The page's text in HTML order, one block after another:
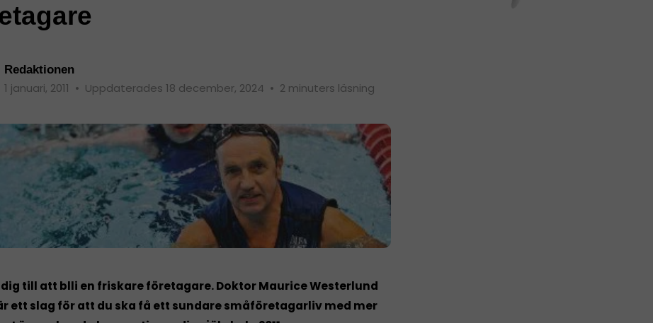
Redaktionen
1 januari, 2011 • Uppdaterades 18 december, 2024 • 2 minuters läsning
till att blli en friskare företagare. Doktor Maurice Westerlund
ett slag för att du ska få ett sundare småföretagarliv med mer